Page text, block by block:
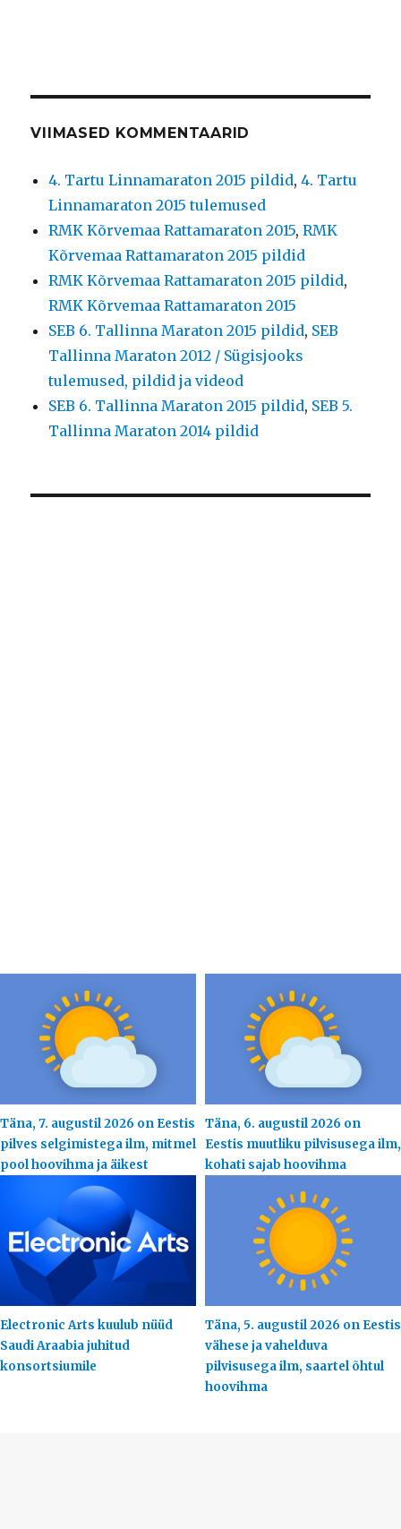
VIIMASED KOMMENTAARID
4. Tartu Linnamaraton 2015 pildid,4. Tartu
Linnamaraton 2015 tulemused
RMK Kõrvemaa Rattamaraton 2015,RMK
Kõrvemaa Rattamaraton 2015 pildid
RMK Kõrvemaa Rattamaraton 2015 pildid,
RMK Kõrvemaa Rattamaraton 2015
SEB 6. Tallinna Maraton 2015 pildid, SEB
Tallinna Maraton 2012 / Sügisjooks
tulemused, pildid ja videod
SEB 6. Tallinna Maraton 2015 pildid, SEB 5.
Tallinna Maraton 2014 pildid
Täna, 7. augustil 2026 on Eestis
pilves selgimistega ilm, mitmel
pool hoovihma ja äikest
Täna, 6. augustil 2026 on
Eestis muutliku pilvisusega ilm,
kohati sajab hoovihma
Electronic Arts kuulub nüüd
Saudi Araabia juhitud
konsortsiumile
Täna, 5. augustil 2026 on Eestis
vähese ja vahelduva
pilvisusega ilm, saartel õhtul
hoovihma